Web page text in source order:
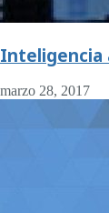
Inteligencia
marzo 28, 2017